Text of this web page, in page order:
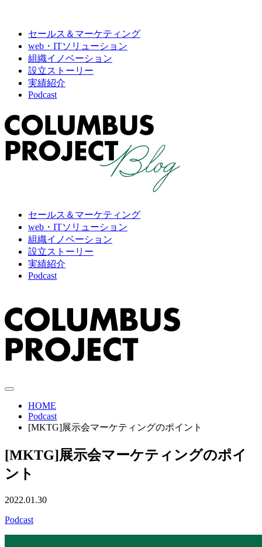
セールス＆マーケティング
web・ITソリューション
組織イノベーション
設立ストーリー
実績紹介
Podcast
セールス＆マーケティング
web・ITソリューション
組織イノベーション
設立ストーリー
実績紹介
Podcast
HOME
Podcast
[MKTG]展示会マーケティングのポイント
[MKTG]展示会マーケティングのポイ
ント
2022.01.30
Podcast